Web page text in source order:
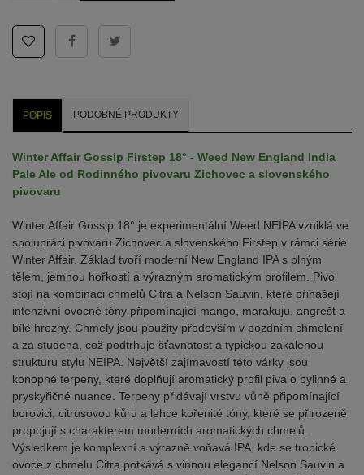
POPIS PODOBNÉ PRODUKTY
Winter Affair Gossip Firstep 18° - Weed New England India
Pale Ale od Rodinného pivovaru Zichovec a slovenského
pivovaru
Winter Affair Gossip 18° je experimentální Weed NEIPA vzniklá ve
spolupráci pivovaru Zichovec a slovenského Firstep v rámci série
Winter Affair. Základ tvoří moderní New England IPA s plným
tělem, jemnou hořkostí a výrazným aromatickým profilem. Pivo
stojí na kombinaci chmelů Citra a Nelson Sauvin, které přinášejí
intenzivní ovocné tóny připomínající mango, marakuju, angrešt a
bílé hrozny. Chmely jsou použity především v pozdním chmelení
a za studena, což podtrhuje šťavnatost a typickou zakalenou
strukturu stylu NEIPA. Největší zajímavostí této várky jsou
konopné terpeny, které doplňují aromatický profil piva o bylinné a
pryskyřičné nuance. Terpeny přidávají vrstvu vůně připomínající
borovici, citrusovou kůru a lehce kořenité tóny, které se přirozeně
propojují s charakterem moderních aromatických chmelů.
Výsledkem je komplexní a výrazně voňavá IPA, kde se tropické
ovoce z chmelu Citra potkává s vinnou elegancí Nelson Sauvin a